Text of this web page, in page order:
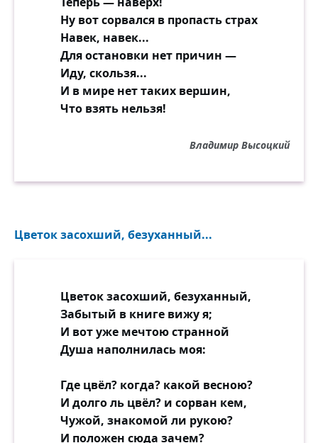
Ну вот сорвался в пропасть страх
Навек, навек...
Для остановки нет причин —
Иду, скользя...
И в мире нет таких вершин,
Что взять нельзя!
Владимир Высоцкий
Цветок засохший, безуханный...
Цветок засохший, безуханный,
Забытый в книге вижу я;
И вот уже мечтою странной
Душа наполнилась моя:
Где цвёл? когда? какой весною?
И долго ль цвёл? и сорван кем,
Чужой, знакомой ли рукою?
И положен сюда зачем?